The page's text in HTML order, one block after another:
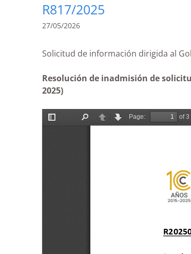
R817/2025
27/05/2026
Solicitud de información dirigida
Resolución de inadmisión de
2025)